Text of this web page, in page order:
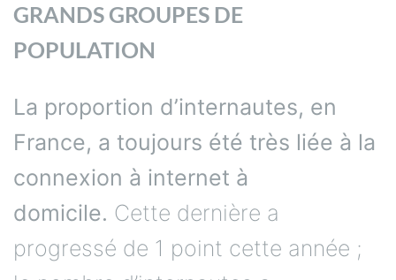
GRANDS GROUPES DE
POPULATION
La proportion d’internautes, en
France, a toujours été très liée à la
connexion à internet à
domicile. Cette dernière a
progressé de 1 point cette année ;